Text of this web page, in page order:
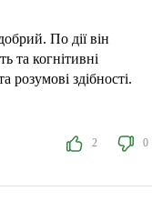
По дії він
та когнітивні
розумові здібності.
2 0